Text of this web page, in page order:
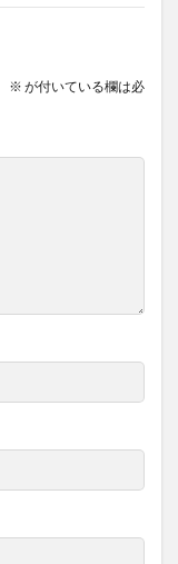
※ が付いている欄は必